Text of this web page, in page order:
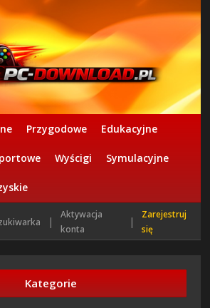
Przygodowe Edukacyjne
Wyścigi Symulacyjne
|
Aktywacja
konta
|
Zarejestruj
się
Kategorie